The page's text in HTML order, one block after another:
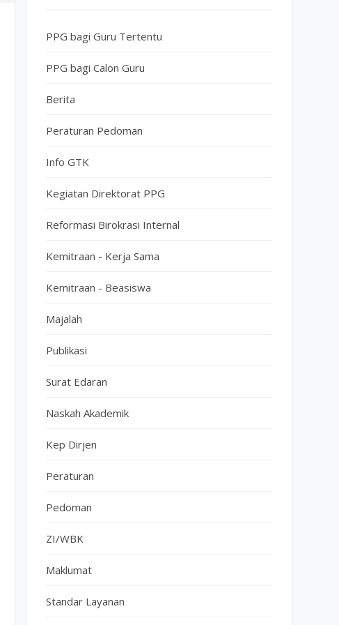
PPG bagi Guru Tertentu
PPG bagi Calon Guru
Berita
Peraturan Pedoman
Info GTK
Kegiatan Direktorat PPG
Reformasi Birokrasi Internal
Kemitraan - Kerja Sama
Kemitraan - Beasiswa
Majalah
Publikasi
Surat Edaran
Naskah Akademik
Kep Dirjen
Peraturan
Pedoman
ZI/WBK
Maklumat
Standar Layanan